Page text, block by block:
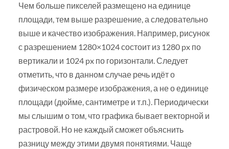
Чем больше пикселей размещено на единице
площади, тем выше разрешение, а следовательно
выше и качество изображения. Например, рисунок
с разрешением 1280×1024 состоит из 1280 px по
вертикали и 1024 px по горизонтали. Следует
отметить, что в данном случае речь идёт о
физическом размере изображения, а не о единице
площади (дюйме, сантиметре и т.п.). ​Периодически
мы слышим о том, что графика бывает векторной и
растровой. Но не каждый сможет объяснить
разницу между этими двумя понятиями. Чаще